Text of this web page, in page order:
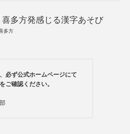
喜多方発感じる漢字あそび
多方
必ず公式ホームページにて
ご確認ください。